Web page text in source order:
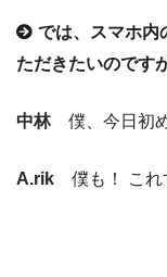
では、スマホ内
ただきたいのです
中林僕、今日初め
A.rik 僕も！ これ